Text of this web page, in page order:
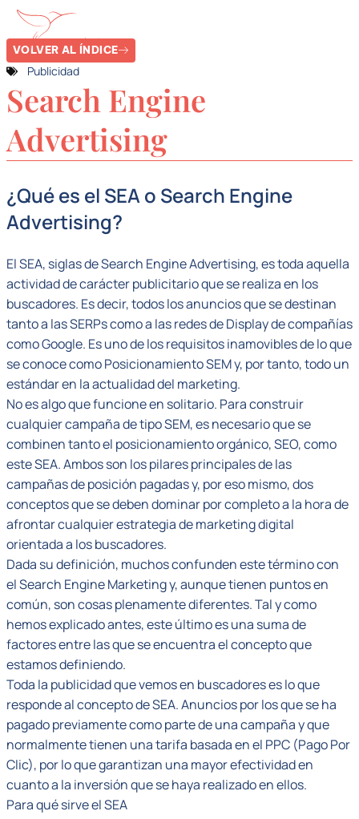
VOLVER AL ÍNDICE
Publicidad
Search Engine
Advertising
¿Qué es el SEA o Search Engine
Advertising?
El SEA, siglas de Search Engine Advertising, es toda aquella
actividad de carácter publicitario que se realiza en los
buscadores. Es decir, todos los anuncios que se destinan
tanto a las SERPs como a las redes de Display de compañías
como Google. Es uno de los requisitos inamovibles de lo que
se conoce como Posicionamiento SEM y, por tanto, todo un
estándar en la actualidad del marketing.
No es algo que funcione en solitario. Para construir
cualquier campaña de tipo SEM, es necesario que se
combinen tanto el posicionamiento orgánico, SEO, como
este SEA. Ambos son los pilares principales de las
campañas de posición pagadas y, por eso mismo, dos
conceptos que se deben dominar por completo a la hora de
afrontar cualquier estrategia de marketing digital
orientada a los buscadores.
Dada su definición, muchos confunden este término con
el Search Engine Marketing y, aunque tienen puntos en
común, son cosas plenamente diferentes. Tal y como
hemos explicado antes, este último es una suma de
factores entre las que se encuentra el concepto que
estamos definiendo.
Toda la publicidad que vemos en buscadores es lo que
responde al concepto de SEA. Anuncios por los que se ha
pagado previamente como parte de una campaña y que
normalmente tienen una tarifa basada en el PPC (Pago Por
Clic), por lo que garantizan una mayor efectividad en
cuanto a la inversión que se haya realizado en ellos.
Para qué sirve el SEA